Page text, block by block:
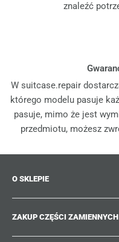
znaleźć
W suitcase.repair
którego modelu pasuje
pasuje, mimo że jest
przedmiotu, możesz
O SKLEPIE
zamiennych, akcesoriów i
ukochanych walizek,
ZAKUP CZĘŚCI ZAMIENNYCH